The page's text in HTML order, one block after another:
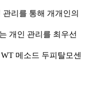
리를 통해 개개인의
개인 관리를 최우선
메소드 두피탈모센